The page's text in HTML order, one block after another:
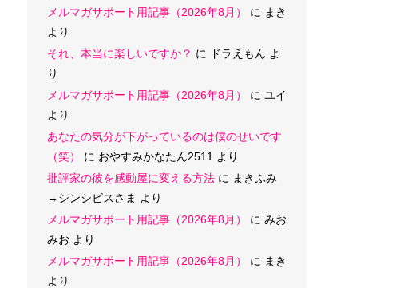
メルマガサポート用記事（2026年8月）
に まき
より
それ、本当に楽しいですか？ に ドラえもん よ
り
メルマガサポート用記事（2026年8月）
に ユイ
より
あなたの気分が下がっているのは僕のせいです
（笑）
に おやすみかなたん2511 より
批評家の彼を感動屋に変える方法 に まきふみ
→シンシビスさま より
メルマガサポート用記事（2026年8月）
に みお
みお より
メルマガサポート用記事（2026年8月）
に まき
より